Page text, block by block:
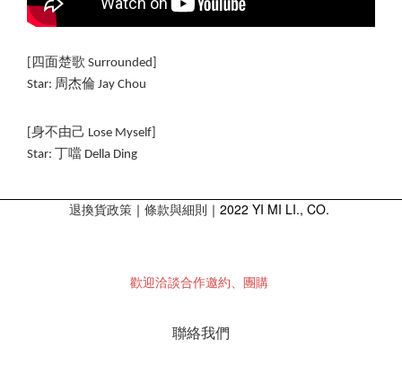
[四面楚歌 Surrounded]
Star: 周杰倫 Jay Chou
[身不由己 Lose Myself]
Star: 丁噹 Della Ding
退換貨政策 ｜ 條款與細則 ｜2022 YI MI LI., CO.
歡迎洽談合作邀約、團購
聯絡我們